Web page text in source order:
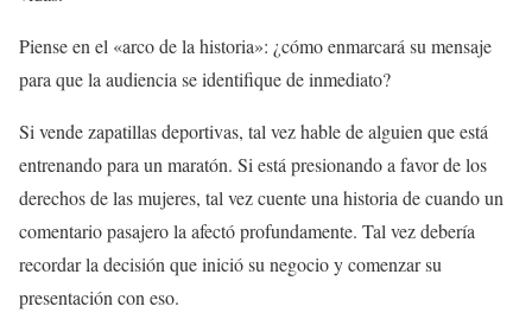
Piense en el «arco de la historia»: ¿cómo enmarcará su mensaje
para que la audiencia se identifique de inmediato?
Si vende zapatillas deportivas, tal vez hable de alguien que está
entrenando para un maratón. Si está presionando a favor de los
derechos de las mujeres, tal vez cuente una historia de cuando un
comentario pasajero la afectó profundamente. Tal vez debería
recordar la decisión que inició su negocio y comenzar su
presentación con eso.